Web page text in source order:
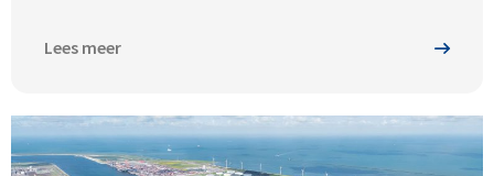
Lees meer